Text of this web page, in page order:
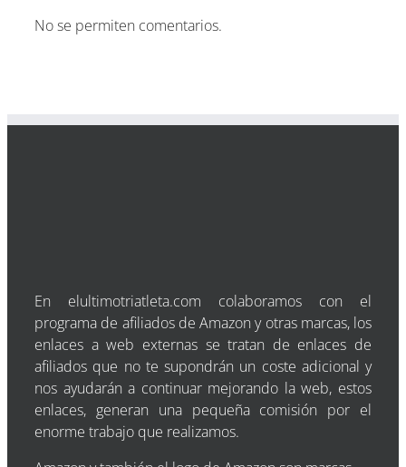
No se permiten comentarios.
En elultimotriatleta.com colaboramos con el
programa de afiliados de Amazon y otras marcas, los
enlaces a web externas se tratan de enlaces de
afiliados que no te supondrán un coste adicional y
nos ayudarán a continuar mejorando la web, estos
enlaces, generan una pequeña comisión por el
enorme trabajo que realizamos.